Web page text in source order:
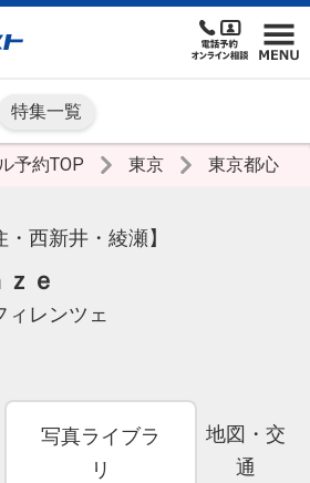
特集一覧
予約TOP 東京 東京都心
西新井・綾瀬】
ｅ
ィレンツェ
写真ライブラ
リ
地図・交
通